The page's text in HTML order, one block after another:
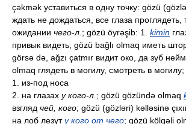
çəkmək уставиться в одну точку: gözü
ждать не дождаться, все глаза проглядеть,
ожидании чего-л. ; gözü öyrəşib: 1. kimin
привык видеть; gözü bağlı olmaq иметь
görsə də, ağzı çatmır видит око, да зуб
olmaq глядеть в могилу, смотреть в
1. из-под носа
2. на глазах у кого-л. ; gözü gözündə olmaq
взгляд чей, кого; gözü (gözləri) kəlləsinə
на лоб лезуту кого от чего; gözü kölgəli